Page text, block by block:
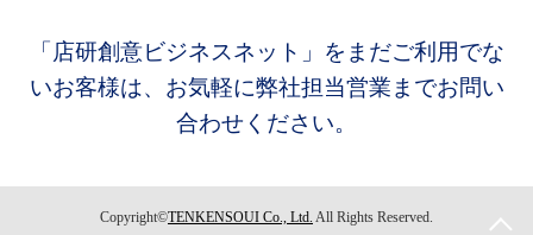
「店研創意ビジネスネット」をまだご利用でな
いお客様は、お気軽に弊社担当営業までお問い
合わせください。
Copyright©TENKENSOUI Co., Ltd. All Rights Reserved.